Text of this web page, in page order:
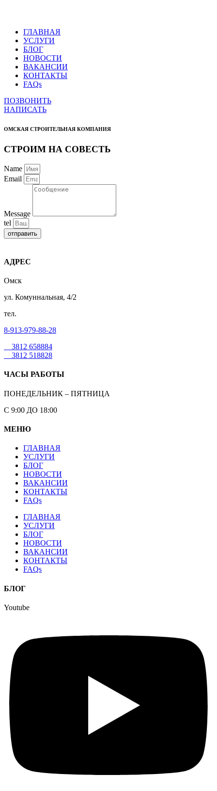
ГЛАВНАЯ
УСЛУГИ
БЛОГ
НОВОСТИ
ВАКАНСИИ
КОНТАКТЫ
FAQs
ПОЗВОНИТЬ
НАПИСАТЬ
ОМСКАЯ СТРОИТЕЛЬНАЯ КОМПАНИЯ
СТРОИМ НА СОВЕСТЬ
Name
Email
Message
tel
отправить
АДРЕС
Омск
ул. Комуннальная, 4/2
тел.
8-913-979-88-28
3812 658884
3812 518828
ЧАСЫ РАБОТЫ
ПОНЕДЕЛЬНИК – ПЯТНИЦА
С 9:00 ДО 18:00
МЕНЮ
ГЛАВНАЯ
УСЛУГИ
БЛОГ
НОВОСТИ
ВАКАНСИИ
КОНТАКТЫ
FAQs
ГЛАВНАЯ
УСЛУГИ
БЛОГ
НОВОСТИ
ВАКАНСИИ
КОНТАКТЫ
FAQs
БЛОГ
Youtube